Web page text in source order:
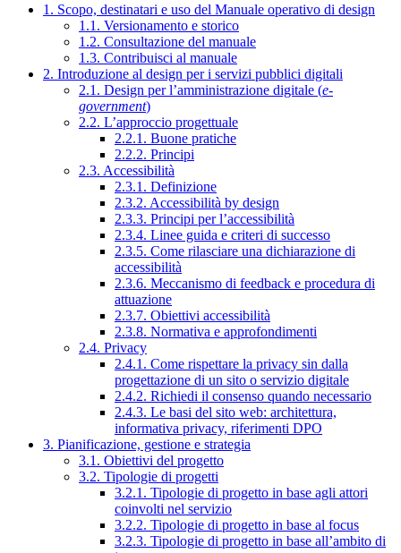
1. Scopo, destinatari e uso del Manuale operativo di design
1.1. Versionamento e storico
1.2. Consultazione del manuale
1.3. Contribuisci al manuale
2. Introduzione al design per i servizi pubblici digitali
2.1. Design per l’amministrazione digitale (e-
government)
2.2. L’approccio progettuale
2.2.1. Buone pratiche
2.2.2. Principi
2.3. Accessibilità
2.3.1. Definizione
2.3.2. Accessibilità by design
2.3.3. Principi per l’accessibilità
2.3.4. Linee guida e criteri di successo
2.3.5. Come rilasciare una dichiarazione di
accessibilità
2.3.6. Meccanismo di feedback e procedura di
attuazione
2.3.7. Obiettivi accessibilità
2.3.8. Normativa e approfondimenti
2.4. Privacy
2.4.1. Come rispettare la privacy sin dalla
progettazione di un sito o servizio digitale
2.4.2. Richiedi il consenso quando necessario
2.4.3. Le basi del sito web: architettura,
informativa privacy, riferimenti DPO
3. Pianificazione, gestione e strategia
3.1. Obiettivi del progetto
3.2. Tipologie di progetti
3.2.1. Tipologie di progetto in base agli attori
coinvolti nel servizio
3.2.2. Tipologie di progetto in base al focus
3.2.3. Tipologie di progetto in base all’ambito di